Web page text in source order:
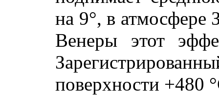
на 9°, в атмосфере
Венеры этот
поверхности +480